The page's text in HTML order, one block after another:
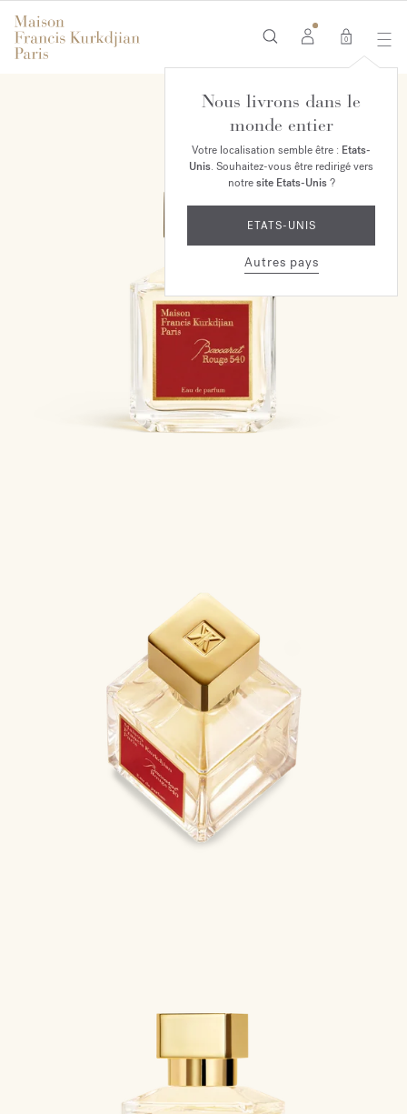
0
Nous livrons dans le
monde entier
Votre localisation semble être : Etats-
Unis. Souhaitez-vous être redirigé vers
notresite Etats-Unis?
ETATS-UNIS
Autres pays